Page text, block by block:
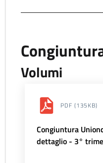
Volumi
PDF (135KB)
Congiuntura
dettaglio - 3°